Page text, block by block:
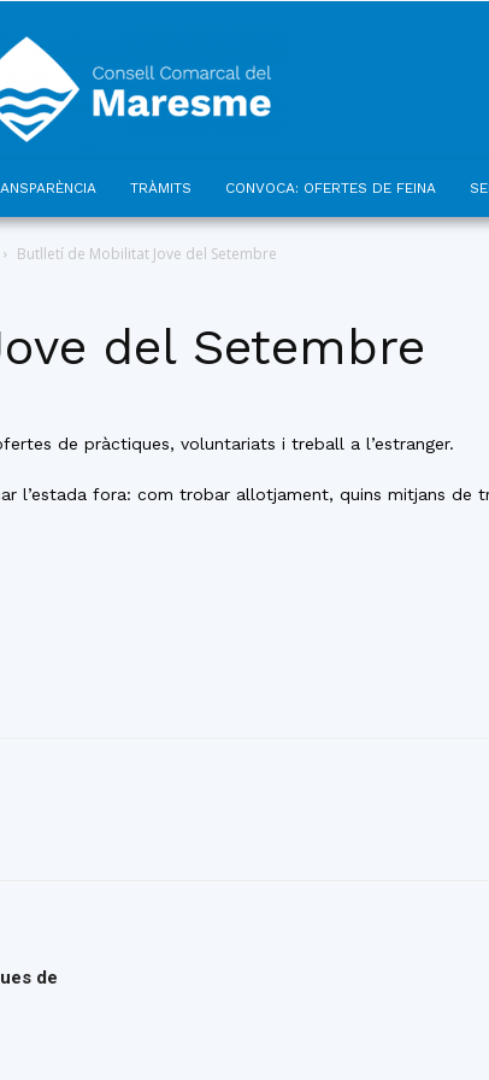
TRÀMITS CONVOCA: OFERTES DE FEINA
Butlletí de Mobilitat Jove del Setembre
del Setembre
de pràctiques, voluntariats i treball a l’estranger.
l’estada fora: com trobar allotjament, quins mitjans de
de